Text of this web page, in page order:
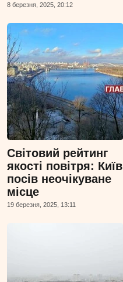
8 березня, 2025, 20:12
Світовий рейтинг
якості повітря: Київ
посів неочікуване
місце
19 березня, 2025, 13:11